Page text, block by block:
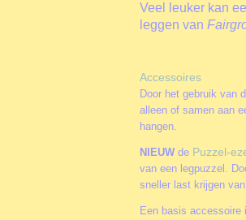
Veel leuker kan
leggen van
Accessoires
Door het gebruik van
alleen of samen aan
hangen.
NIEUW de Puzzel-
van een legpuzzel.
sneller last krijgen
Een basis accessoire